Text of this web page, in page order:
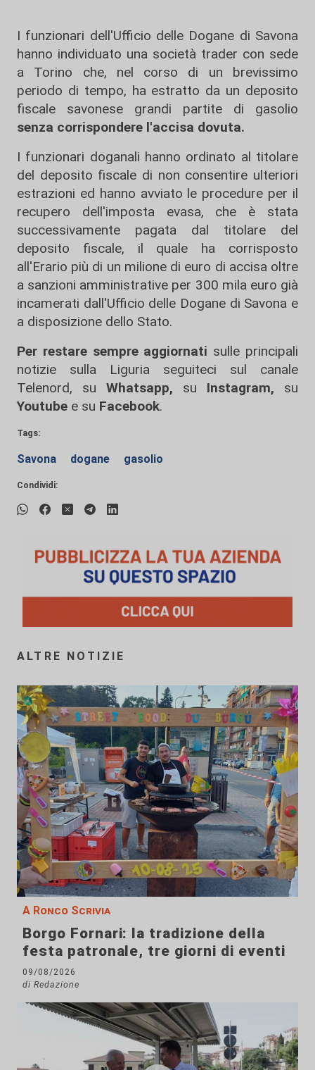
I funzionari dell'Ufficio delle Dogane di Savona
hanno individuato una società trader con sede
a Torino che, nel corso di un brevissimo
periodo di tempo, ha estratto da un deposito
fiscale savonese grandi partite di gasolio
senza corrispondere l'accisa dovuta.
I funzionari doganali hanno ordinato al titolare
del deposito fiscale di non consentire ulteriori
estrazioni ed hanno avviato le procedure per il
recupero dell'imposta evasa, che è stata
successivamente pagata dal titolare del
deposito fiscale, il quale ha corrisposto
all'Erario più di un milione di euro di accisa oltre
a sanzioni amministrative per 300 mila euro già
incamerati dall'Ufficio delle Dogane di Savona e
a disposizione dello Stato.
Per restare sempre aggiornati sulle principali
notizie sulla Liguria seguiteci sul canale
Telenord, su
Whatsapp, su Instagram, su
Youtube e su Facebook.
Tags:
Savona dogane gasolio
Condividi:
ALTRE NOTIZIE
A Ronco Scrivia
Borgo Fornari: la tradizione della
festa patronale, tre giorni di eventi
09/08/2026
di Redazione